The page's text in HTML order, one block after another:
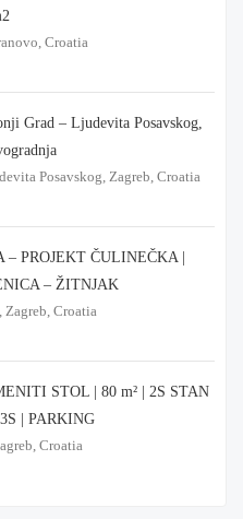
Croatia
Grad – Ljudevita Posavskog,
Posavskog, Zagreb, Croatia
– PROJEKT ČULINEČKA |
– ŽITNJAK
Zagreb, Croatia
STOL | 80 m² | 2S STAN
| PARKING
Croatia